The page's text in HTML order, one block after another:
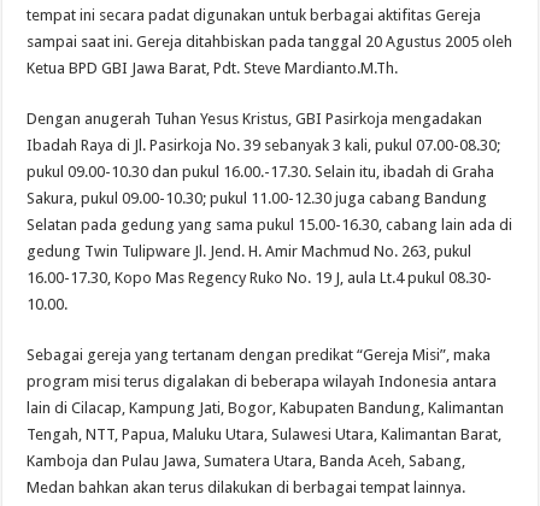
tempat ini secara padat digunakan untuk berbagai aktifitas Gereja
sampai saat ini. Gereja ditahbiskan pada tanggal 20 Agustus 2005 oleh
Ketua BPD GBI Jawa Barat, Pdt. Steve Mardianto.M.Th.
Dengan anugerah Tuhan Yesus Kristus, GBI Pasirkoja mengadakan
Ibadah Raya di Jl. Pasirkoja No. 39 sebanyak 3 kali, pukul 07.00-08.30;
pukul 09.00-10.30 dan pukul 16.00.-17.30. Selain itu, ibadah di Graha
Sakura, pukul 09.00-10.30; pukul 11.00-12.30 juga cabang Bandung
Selatan pada gedung yang sama pukul 15.00-16.30, cabang lain ada di
gedung Twin Tulipware Jl. Jend. H. Amir Machmud No. 263, pukul
16.00-17.30, Kopo Mas Regency Ruko No. 19 J, aula Lt.4 pukul 08.30-
10.00.
Sebagai gereja yang tertanam dengan predikat “Gereja Misi”, maka
program misi terus digalakan di beberapa wilayah Indonesia antara
lain di Cilacap, Kampung Jati, Bogor, Kabupaten Bandung, Kalimantan
Tengah, NTT, Papua, Maluku Utara, Sulawesi Utara, Kalimantan Barat,
Kamboja dan Pulau Jawa, Sumatera Utara, Banda Aceh, Sabang,
Medan bahkan akan terus dilakukan di berbagai tempat lainnya.